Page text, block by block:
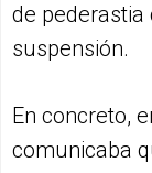
de pederastia
suspensión.
En concreto,
comunicaba